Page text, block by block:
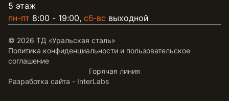
5 этаж
пн-пт 8:00 - 19:00, сб-вс выходной
© 2026 ТД «Уральская сталь»
Политика конфиденциальности и пользовательское
соглашение
Горячая линия
Разработка сайта - InterLabs